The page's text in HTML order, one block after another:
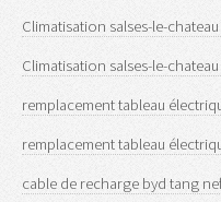
Climatisation salses-le-
Climatisation salses-le-
remplacement tableau
remplacement tableau
cable de recharge byd tang